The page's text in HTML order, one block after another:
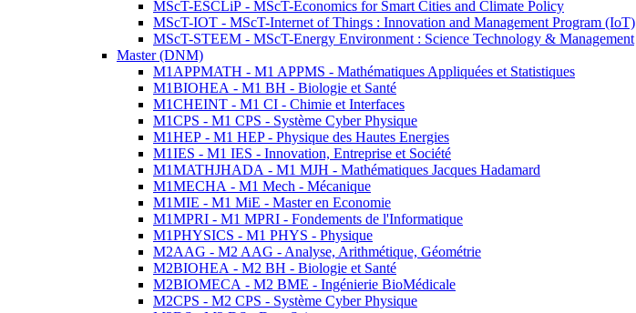
MScT-ESCLiP - MScT-Economics for Smart Cities and Climate Policy
MScT-IOT - MScT-Internet of Things : Innovation and Management Program (IoT)
MScT-STEEM - MScT-Energy Environment : Science Technology & Management
Master (DNM)
M1APPMATH - M1 APPMS - Mathématiques Appliquées et Statistiques
M1BIOHEA - M1 BH - Biologie et Santé
M1CHEINT - M1 CI - Chimie et Interfaces
M1CPS - M1 CPS - Système Cyber Physique
M1HEP - M1 HEP - Physique des Hautes Energies
M1IES - M1 IES - Innovation, Entreprise et Société
M1MATHJHADA - M1 MJH - Mathématiques Jacques Hadamard
M1MECHA - M1 Mech - Mécanique
M1MIE - M1 MiE - Master en Economie
M1MPRI - M1 MPRI - Fondements de l'Informatique
M1PHYSICS - M1 PHYS - Physique
M2AAG - M2 AAG - Analyse, Arithmétique, Géométrie
M2BIOHEA - M2 BH - Biologie et Santé
M2BIOMECA - M2 BME - Ingénierie BioMédicale
M2CPS - M2 CPS - Système Cyber Physique